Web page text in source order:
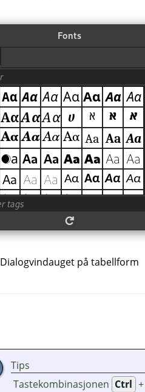
Dialogvindauget på tabellform
Tips
Tastekombinasjonen Ctrl